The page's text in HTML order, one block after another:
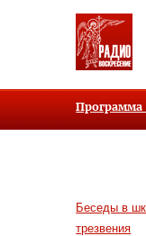
Программа
Беседы в
трезвения